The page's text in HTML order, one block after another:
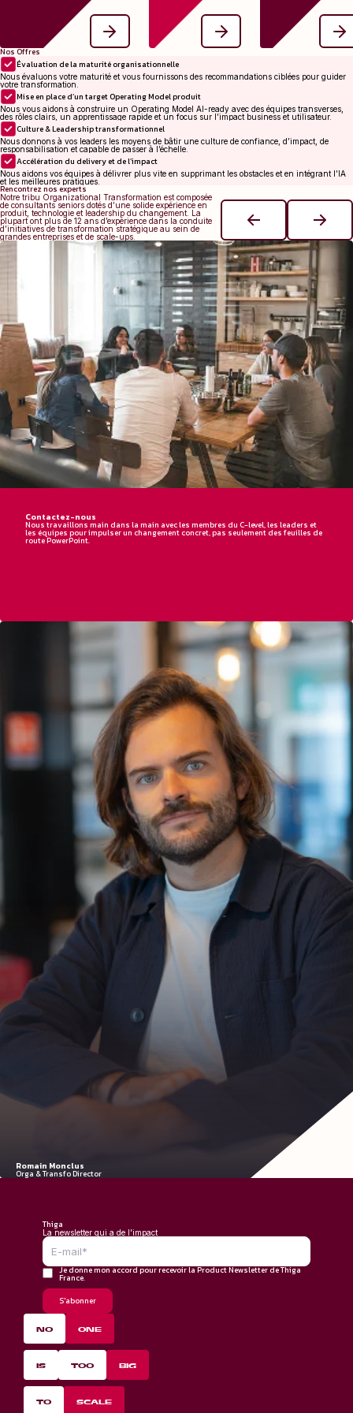
structurel.
prochain défi.
Nos Offres
Évaluation de la maturité organisationnelle
Nous évaluons votre maturité et vous fournissons des recommandations ciblées pour guider
votre transformation.
Mise en place d’un target Operating Model produit
Nous vous aidons à construire un Operating Model AI-ready avec des équipes transverses,
des rôles clairs, un apprentissage rapide et un focus sur l’impact business et utilisateur.
Culture & Leadership transformationnel
Nous donnons à vos leaders les moyens de bâtir une culture de confiance, d’impact, de
responsabilisation et capable de passer à l’échelle.
Accélération du delivery et de l’impact
Nous aidons vos équipes à délivrer plus vite en supprimant les obstacles et en intégrant l’IA
et les meilleures pratiques.
Rencontrez nos experts
Notre tribu Organizational Transformation est composée
de consultants seniors dotés d’une solide expérience en
produit, technologie et leadership du changement. La
plupart ont plus de 12 ans d’expérience dans la conduite
d’initiatives de transformation stratégique au sein de
grandes entreprises et de scale-ups.
Contactez-nous
Nous travaillons main dans la main avec les membres du C-level, les leaders et
les équipes pour impulser un changement concret, pas seulement des feuilles de
route PowerPoint.
Romain Monclus
Orga & Transfo Director
Thiga
La newsletter qui a de l'impact
Je donne mon accord pour recevoir la Product Newsletter de Thiga
France.
NO ONE
IS TOO BIG
TO SCALE